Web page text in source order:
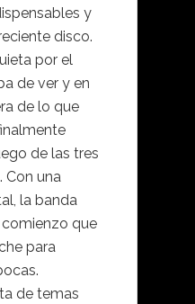
y
disco.
por el
de ver y en
de lo que
de las tres
Con una
la banda
que
para
de temas